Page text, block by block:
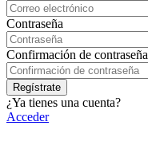
Contraseña
Confirmación de contraseña
Regístrate
¿Ya tienes una cuenta?
Acceder